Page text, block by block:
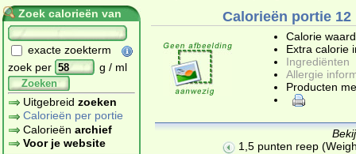
Zoek calorieën van
exacte zoekterm
zoek per
g / ml
Zoeken
Uitgebreid zoeken
Calorieën per portie
Calorieën archief
Voor je website
Calorieën portie
Calorie
Extra calorie
Ingrediënten
Allergie
Producten
1,5 punten reep